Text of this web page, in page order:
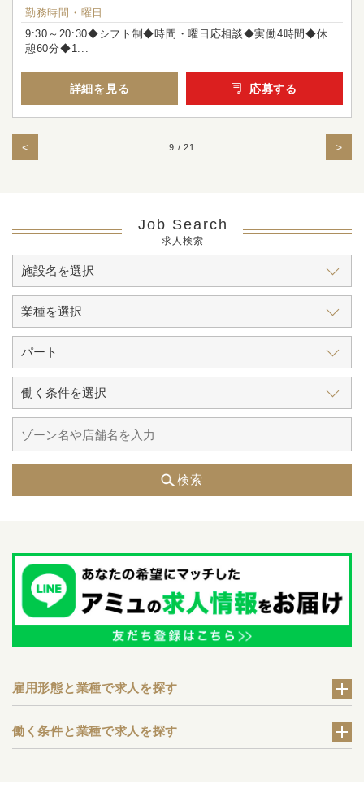
勤務時間・曜日
9:30～20:30◆シフト制◆時間・曜日応相談◆実働4時間◆休
憩60分◆1...
詳細を見る 応募する
< 9 / 21 >
Job Search
求人検索
検索
雇用形態と業種で求人を探す
働く条件と業種で求人を探す